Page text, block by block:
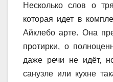
Несколько слов о
которая идет в
Айклебо арте. Она
протирки, о
даже речи не идёт,
санузле или кухне